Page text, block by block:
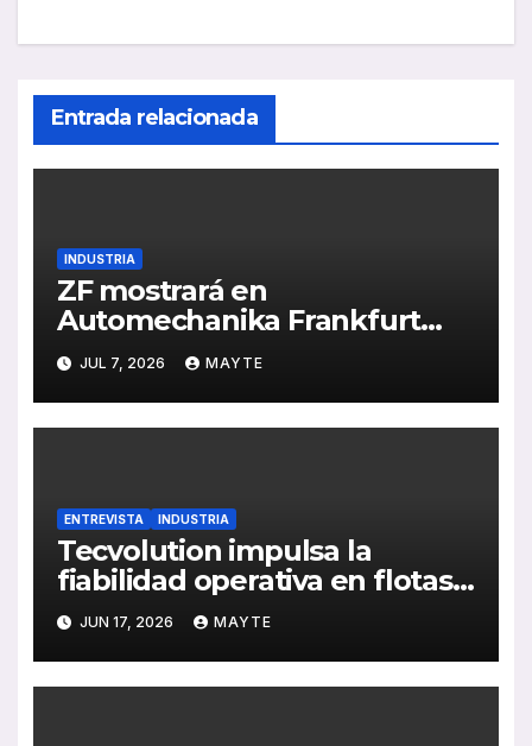
Entrada relacionada
INDUSTRIA
ZF mostrará en
Automechanika Frankfurt
2026 sus nuevas soluciones
de IA, formación en
electromovilidad y frenado
sostenible
JUL 7, 2026 MAYTE
ENTREVISTA INDUSTRIA
Tecvolution impulsa la
fiabilidad operativa en flotas
con baterías diseñadas
“desde la necesidad del
transportista”
JUN 17, 2026 MAYTE